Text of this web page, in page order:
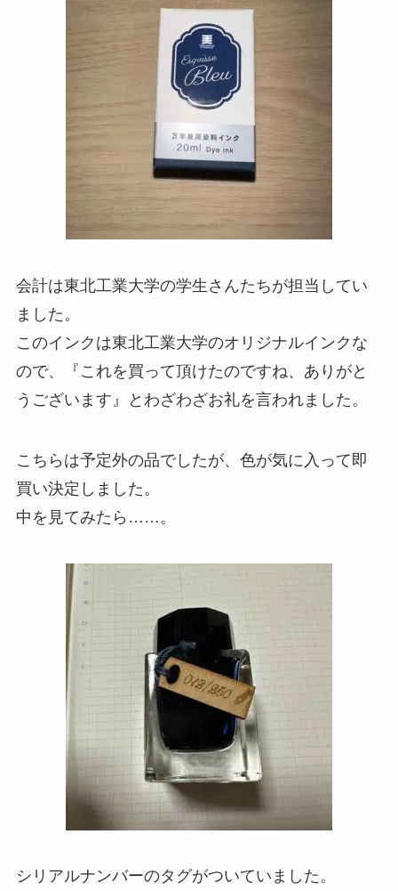
会計は東北工業大学の学生さんたちが担当してい
ました。
このインクは東北工業大学のオリジナルインクな
ので、『これを買って頂けたのですね、ありがと
うございます』とわざわざお礼を言われました。
こちらは予定外の品でしたが、色が気に入って即
買い決定しました。
中を見てみたら……。
シリアルナンバーのタグがついていました。